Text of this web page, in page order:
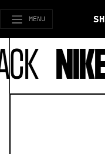
MENU
NIKE